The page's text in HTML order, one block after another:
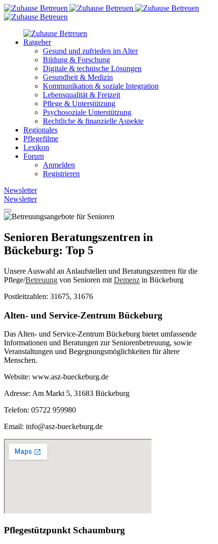
Ratgeber
Gesund und zufrieden im Alter
Bildung & Forschung
Digitale & technische Lösungen
Gesundheit & Medizin
Kommunikation & soziale Integration
Lebensqualität & Freizeit
Pflege & Unterstützung
Psychosoziale Unterstützung
Rechtliche & finanzielle Aspekte
Regionales
Pflegefilme
Lexikon
Forum
Anmelden
Registrieren
Newsletter
Newsletter
Senioren Beratungszentren in
Bückeburg: Top 5
Unsere Auswahl an Anlaufstellen und Beratungszentren für die
Pflege/Betreuung von Senioren mit Demenz in Bückeburg
Postleitzahlen: 31675, 31676
Alten- und Service-Zentrum Bückeburg
Das Alten- und Service-Zentrum Bückeburg bietet umfassende
Informationen und Beratungen zur Seniorenbetreuung, sowie
Veranstaltungen und Begegnungsmöglichkeiten für ältere
Menschen.
Website: www.asz-bueckeburg.de
Adresse: Am Markt 5, 31683 Bückeburg
Telefon: 05722 959980
Email: info@asz-bueckeburg.de
Pflegestützpunkt Schaumburg